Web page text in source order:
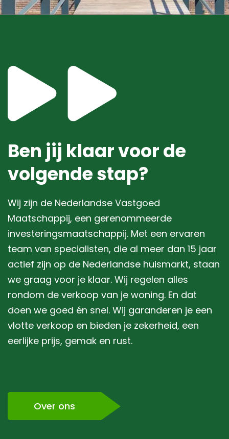
Ben jij klaar voor de
volgende stap?
Wij zijn de Nederlandse Vastgoed
Maatschappij, een gerenommeerde
investeringsmaatschappij. Met een ervaren
team van specialisten, die al meer dan 15 jaar
actief zijn op de Nederlandse huismarkt, staan
we graag voor je klaar. Wij regelen alles
rondom de verkoop van je woning. En dat
doen we goed én snel. Wij garanderen je een
vlotte verkoop en bieden je zekerheid, een
eerlijke prijs, gemak en rust.
Over ons